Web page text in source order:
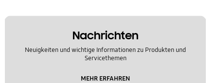
Nachrichten
Neuigkeiten und wichtige Informationen zu Produkten und
Servicethemen
MEHR ERFAHREN